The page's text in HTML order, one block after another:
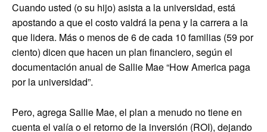
Cuando usted (o su hijo) asista a la universidad, está
apostando a que el costo valdrá la pena y la carrera a la
que lidera. Más o menos de 6 de cada 10 familias (59 por
ciento) dicen que hacen un plan financiero, según el
documentación anual de Sallie Mae “How America paga
por la universidad”.
Pero, agrega Sallie Mae, el plan a menudo no tiene en
cuenta el valía o el retorno de la inversión (ROI), dejando